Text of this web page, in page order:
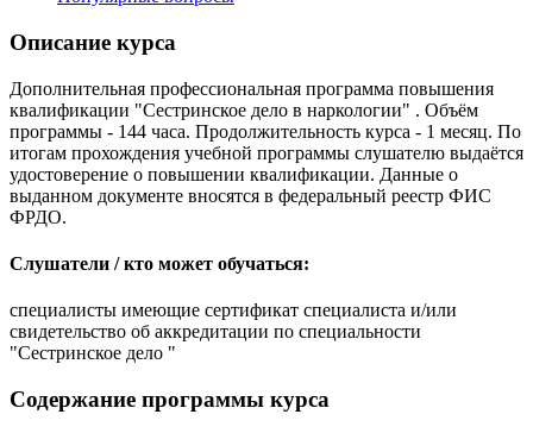
Описание курса
Дополнительная профессиональная программа повышения
квалификации "Сестринское дело в наркологии" . Объём
программы - 144 часа. Продолжительность курса - 1 месяц. По
итогам прохождения учебной программы слушателю выдаётся
удостоверение о повышении квалификации. Данные о
выданном документе вносятся в федеральный реестр ФИС
ФРДО.
Слушатели / кто может обучаться:
специалисты имеющие сертификат специалиста и/или
свидетельство об аккредитации по специальности
"Сестринское дело "
Содержание программы курса